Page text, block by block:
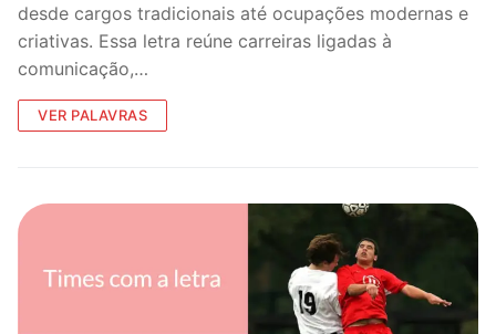
desde cargos tradicionais até ocupações modernas e
criativas. Essa letra reúne carreiras ligadas à
comunicação,…
VER PALAVRAS